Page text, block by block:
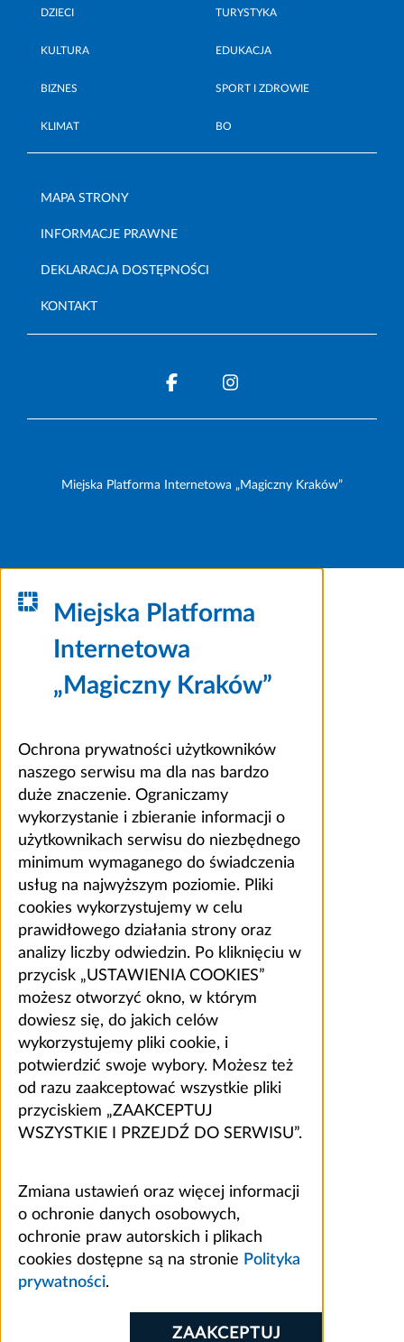
DZIECI TURYSTYKA
KULTURA EDUKACJA
BIZNES SPORT I ZDROWIE
KLIMAT BO
MAPA STRONY
INFORMACJE PRAWNE
DEKLARACJA DOSTĘPNOŚCI
KONTAKT
Miejska Platforma Internetowa „Magiczny Kraków”
Miejska Platforma
Internetowa
„Magiczny Kraków”
Ochrona prywatności użytkowników
naszego serwisu ma dla nas bardzo
duże znaczenie. Ograniczamy
wykorzystanie i zbieranie informacji o
użytkownikach serwisu do niezbędnego
minimum wymaganego do świadczenia
usług na najwyższym poziomie. Pliki
cookies wykorzystujemy w celu
prawidłowego działania strony oraz
analizy liczby odwiedzin. Po kliknięciu w
przycisk „USTAWIENIA COOKIES”
możesz otworzyć okno, w którym
dowiesz się, do jakich celów
wykorzystujemy pliki cookie, i
potwierdzić swoje wybory. Możesz też
od razu zaakceptować wszystkie pliki
przyciskiem „ZAAKCEPTUJ
WSZYSTKIE I PRZEJDŹ DO SERWISU”.
Zmiana ustawień oraz więcej informacji
o ochronie danych osobowych,
ochronie praw autorskich i plikach
cookies dostępne są na stronie Polityka
prywatności.
ZAAKCEPTUJ